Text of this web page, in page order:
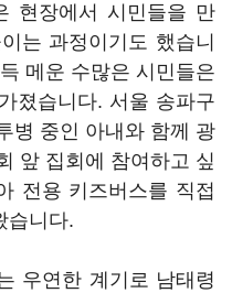
현장에서 시민들을 만
는 과정이기도 했습니
메운 수많은 시민들은
졌습니다. 서울 송파구
병 중인 아내와 함께 광
앞 집회에 참여하고 싶
전용 키즈버스를 직접
습니다.
우연한 계기로 남태령